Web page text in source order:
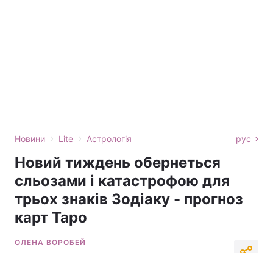
Новини › Lite › Астрологія рус
Новий тиждень обернеться
сльозами і катастрофою для
трьох знаків Зодіаку - прогноз
карт Таро
ОЛЕНА ВОРОБЕЙ